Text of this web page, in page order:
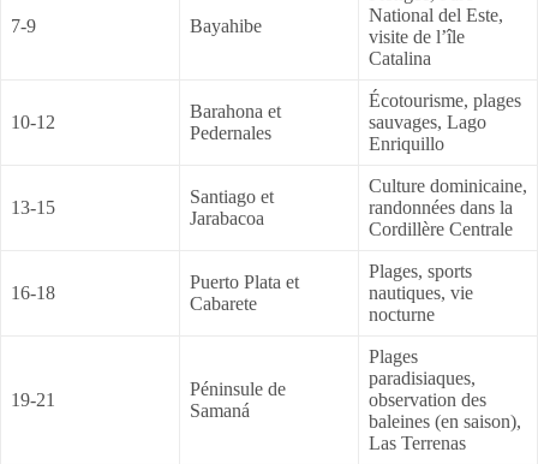
7-9 Bayahibe
National del Este,
visite de l’île
Catalina
10-12
Barahona et
Pedernales
Écotourisme, plages
sauvages, Lago
Enriquillo
13-15
Santiago et
Jarabacoa
Culture dominicaine,
randonnées dans la
Cordillère Centrale
16-18
Puerto Plata et
Cabarete
Plages, sports
nautiques, vie
nocturne
19-21
Péninsule de
Samaná
Plages
paradisiaques,
observation des
baleines (en saison),
Las Terrenas